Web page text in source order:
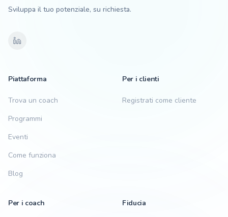
Sviluppa il tuo potenziale, su richiesta.
Piattaforma
Trova un coach
Programmi
Eventi
Come funziona
Blog
Per i clienti
Registrati come cliente
Per i coach Fiducia